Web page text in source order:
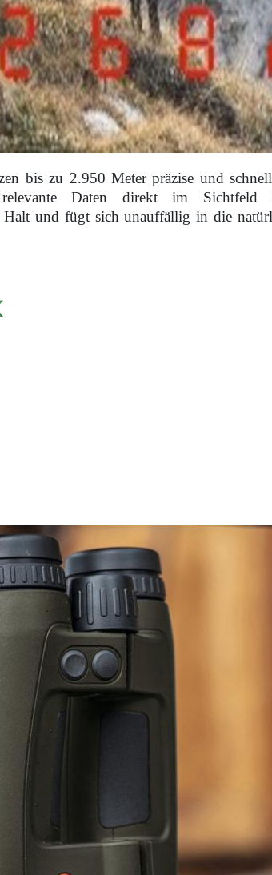
bis zu 2.950 Meter präzise und
Daten direkt im Sichtfeld
Halt und fügt sich unauffällig in die